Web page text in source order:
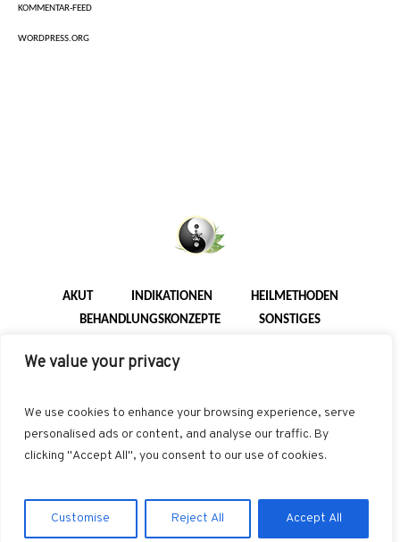
We value your privacy
We use cookies to enhance your browsing experience, serve
personalised ads or content, and analyse our traffic. By
clicking "Accept All", you consent to our use of cookies.
Customise Reject All Accept All
KOMMENTAR-FEED
WORDPRESS.ORG
AKUT INDIKATIONEN
HEILMETHODEN
BEHANDLUNGSKONZEPTE
SONSTIGES
Reserved